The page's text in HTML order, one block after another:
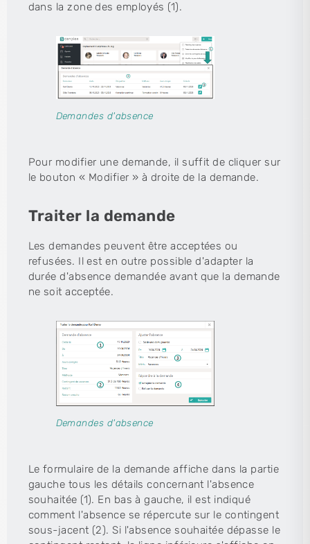
dans la zone des employés (1).
Demandes d'absence
Pour modifier une demande, il suffit de cliquer sur
le bouton « Modifier » à droite de la demande.
Traiter la demande
Les demandes peuvent être acceptées ou
refusées. Il est en outre possible d'adapter la
durée d'absence demandée avant que la demande
ne soit acceptée.
Demandes d'absence
Le formulaire de la demande affiche dans la partie
gauche tous les détails concernant l'absence
souhaitée (1). En bas à gauche, il est indiqué
comment l'absence se répercute sur le contingent
sous-jacent (2). Si l'absence souhaitée dépasse le